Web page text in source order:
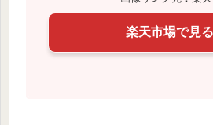
楽天市場で見